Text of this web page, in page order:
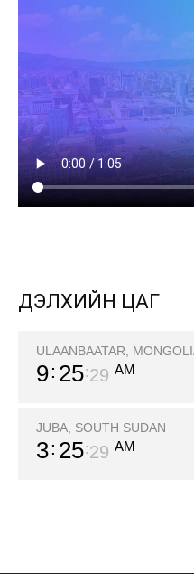
ДЭЛХИЙН ЦАГ
ULAANBAATAR,
9 25 30 AM
JUBA, SOUTH SUDAN
3 25 30 AM